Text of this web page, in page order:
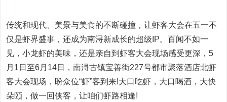
传统和现代、美景与美食的不断碰撞，让虾客大会在五一不
仅是虾界盛事，还成为南浔新成长的超级IP。百闻不如一
见，小龙虾的美味，还是亲自到虾客大会现场感受更深，5
月1日至6月14日，南浔古镇宝善街227号都市聚落酒店北虾
客大会现场，盼众位“虾”客到来!大口吃虾，大口喝酒，大快
朵颐，做一回侠客，让咱们虾路相逢!